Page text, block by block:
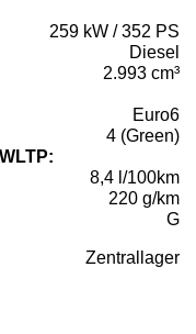
259 kW / 352 PS
Diesel
2.993 cm³
Euro6
4 (Green)
8,4 l/100km
220 g/km
G
Zentrallager